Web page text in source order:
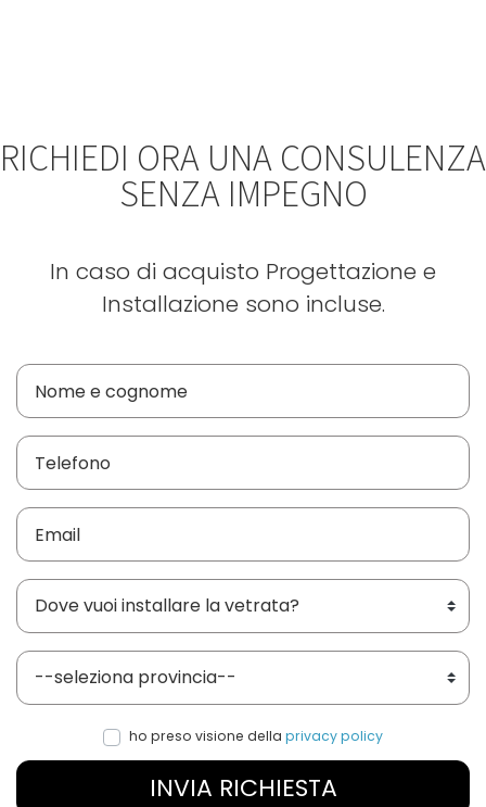
RICHIEDI ORA UNA CONSULENZA
SENZA IMPEGNO
In caso di acquisto Progettazione e
Installazione sono incluse.
Dove vuoi installare le vetrate?
Provincia
ho preso visione della privacy policy
INVIA RICHIESTA